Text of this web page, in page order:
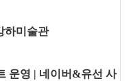
하미술관
운영 | 네이버&유선 사